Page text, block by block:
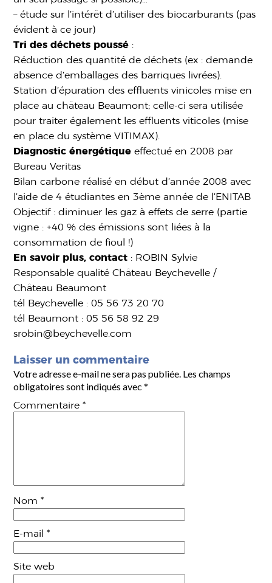
– étude sur l’intérêt d’utiliser des biocarburants (pas
évident à ce jour)
Tri des déchets poussé :
Réduction des quantité de déchets (ex : demande
absence d’emballages des barriques livrées).
Station d’épuration des effluents vinicoles mise en
place au château Beaumont; celle-ci sera utilisée
pour traiter également les effluents viticoles (mise
en place du système VITIMAX).
Diagnostic énergétique effectué en 2008 par
Bureau Veritas
Bilan carbone réalisé en début d’année 2008 avec
l’aide de 4 étudiantes en 3ème année de l’ENITAB
Objectif : diminuer les gaz à effets de serre (partie
vigne : +40 % des émissions sont liées à la
consommation de fioul !)
En savoir plus, contact : ROBIN Sylvie
Responsable qualité Château Beychevelle /
Château Beaumont
tél Beychevelle : 05 56 73 20 70
tél Beaumont : 05 56 58 92 29
srobin@beychevelle.com
Laisser un commentaire
Votre adresse e-mail ne sera pas publiée. Les champs
obligatoires sont indiqués avec*
Commentaire*
Nom*
E-mail*
Site web